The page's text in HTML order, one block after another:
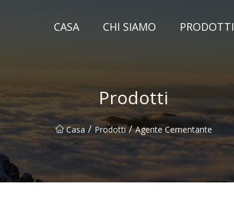
CASA CHI SIAMO PRODOTTI
Prodotti
Casa / Prodotti / Agente Cementante